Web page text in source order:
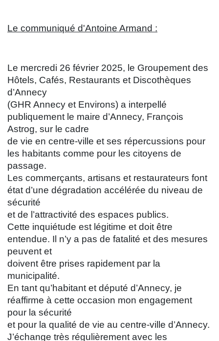
Le communiqué d'Antoine Armand :
Le mercredi 26 février 2025, le Groupement des
Hôtels, Cafés, Restaurants et Discothèques
d’Annecy
(GHR Annecy et Environs) a interpellé
publiquement le maire d’Annecy, François
Astrog, sur le cadre
de vie en centre-ville et ses répercussions pour
les habitants comme pour les citoyens de
passage.
Les commerçants, artisans et restaurateurs font
état d’une dégradation accélérée du niveau de
sécurité
et de l’attractivité des espaces publics.
Cette inquiétude est légitime et doit être
entendue. Il n’y a pas de fatalité et des mesures
peuvent et
doivent être prises rapidement par la
municipalité.
En tant qu’habitant et député d’Annecy, je
réaffirme à cette occasion mon engagement
pour la sécurité
et pour la qualité de vie au centre-ville d’Annecy.
J’échange très régulièrement avec les